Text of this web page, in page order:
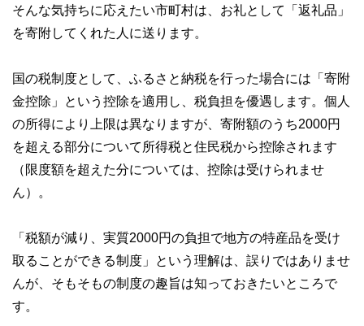
そんな気持ちに応えたい市町村は、お礼として「返礼品」
を寄附してくれた人に送ります。
国の税制度として、ふるさと納税を行った場合には「寄附
金控除」という控除を適用し、税負担を優遇します。個人
の所得により上限は異なりますが、寄附額のうち2000円
を超える部分について所得税と住民税から控除されます
（限度額を超えた分については、控除は受けられませ
ん）。
「税額が減り、実質2000円の負担で地方の特産品を受け
取ることができる制度」という理解は、誤りではありませ
んが、そもそもの制度の趣旨は知っておきたいところで
す。